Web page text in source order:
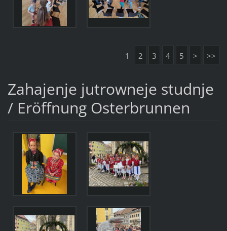
1 2 3 4 5 > >>
Zahajenje jutrowneje studnje
/ Eröffnung Osterbrunnen